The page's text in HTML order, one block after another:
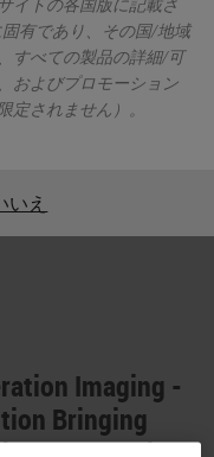
有であり、その国/地域
すべての製品の詳細/可
およびプロモーション
されません）。
いえ
Imaging -
Bringing